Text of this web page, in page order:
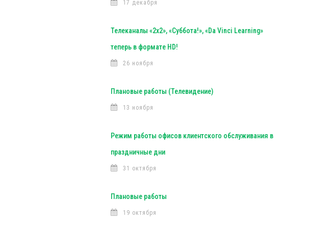
17 декабря
Телеканалы «2х2», «Суббота!», «Da Vinci Learning»
теперь в формате HD!
26 ноября
Плановые работы (Телевидение)
13 ноября
Режим работы офисов клиентского обслуживания в
праздничные дни
31 октября
Плановые работы
19 октября